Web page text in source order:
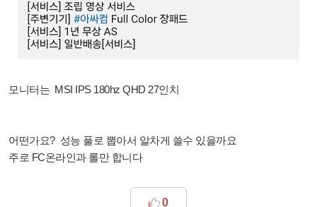
모니터는 MSI IPS 180hz QHD 27인치
어떤가요? 성능 풀로 뽑아서 알차게 쓸수 있을까요
주로 FC온라인과 롤만 합니다
0